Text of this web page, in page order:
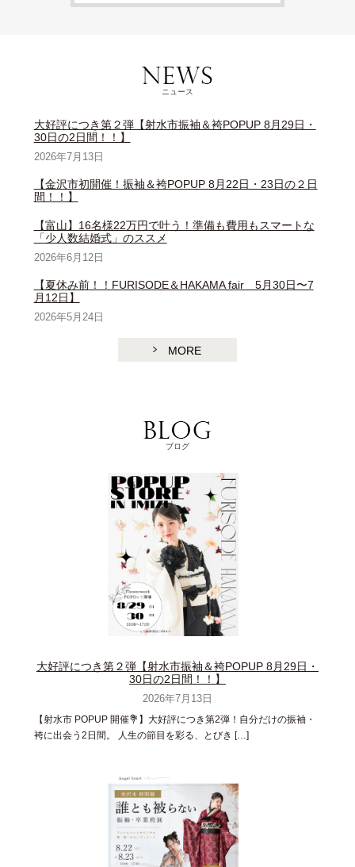
ニュース
大好評につき第２弾【射水市振袖＆袴POPUP 8月29日・
30日の2日間！！】
2026年7月13日
【金沢市初開催！振袖＆袴POPUP 8月22日・23日の２日
間！！】
【富山】16名様22万円で叶う！準備も費用もスマートな
「少人数結婚式」のススメ
2026年6月12日
【夏休み前！！FURISODE＆HAKAMA fair 5月30日〜7
月12日】
2026年5月24日
MORE
ブログ
大好評につき第２弾【射水市振袖＆袴POPUP 8月29日・
30日の2日間！！】
2026年7月13日
【射水市 POPUP 開催💐】大好評につき第2弾！自分だけの振袖・
袴に出会う2日間。 人生の節目を彩る、とびき […]